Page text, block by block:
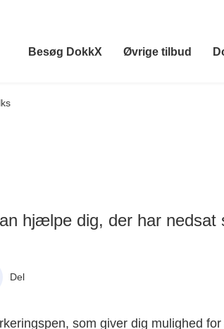
Besøg DokkX Øvrige tilbud
hjælpe dig, der har nedsat
Del
som giver dig mulighed